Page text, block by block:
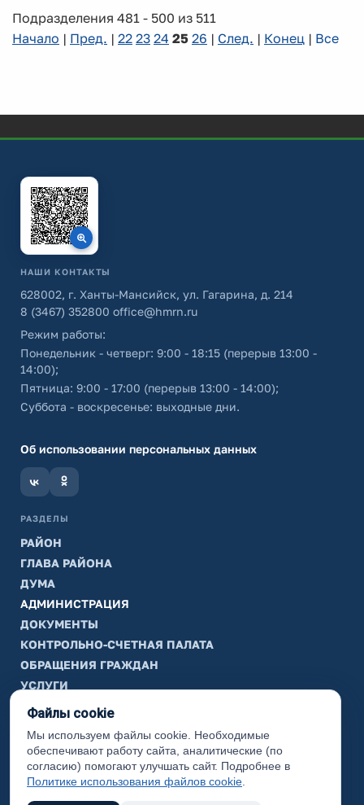
Подразделения 481 - 500 из 511
Начало | Пред. | 22 23 24 25 26 | След. | Конец | Все
НАШИ КОНТАКТЫ
628002, г. Ханты-Мансийск, ул. Гагарина, д. 214
8 (3467) 352800 office@hmrn.ru
Режим работы:
Понедельник - четверг: 9:00 - 18:15 (перерыв 13:00 -
14:00);
Пятница: 9:00 - 17:00 (перерыв 13:00 - 14:00);
Суббота - воскресенье: выходные дни.
Об использовании персональных данных
РАЗДЕЛЫ
РАЙОН
ГЛАВА РАЙОНА
ДУМА
АДМИНИСТРАЦИЯ
ДОКУМЕНТЫ
КОНТРОЛЬНО-СЧЕТНАЯ ПАЛАТА
ОБРАЩЕНИЯ ГРАЖДАН
УСЛУГИ
ТИК
ИНФОРМАЦИЯ
Законодательная карта
Карта сайта
Файлы cookie
Мы используем файлы cookie. Необходимые
обеспечивают работу сайта, аналитические (по
согласию) помогают улучшать сайт. Подробнее в
Политике использования файлов cookie